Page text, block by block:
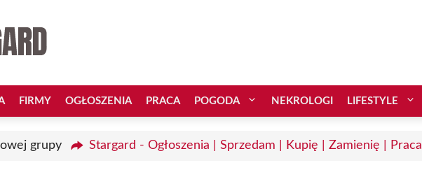
FIRMY OGŁOSZENIA PRACA POGODA NEKROLOGI LIFESTYLE
grupy Stargard - Ogłoszenia | Sprzedam | Kupię | Zamienię | Praca